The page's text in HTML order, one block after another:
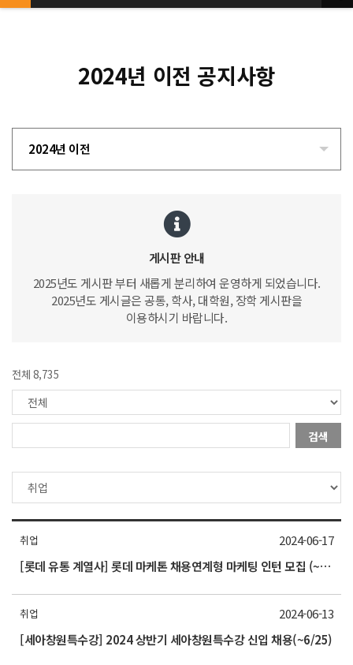
2024년 이전 공지사항
2024년 이전
게시판 안내
2025년도 게시판 부터 새롭게 분리하여 운영하게 되었습니다.
2025년도 게시글은 공통, 학사, 대학원, 장학 게시판을
이용하시기 바랍니다.
전체 8,735
검색
취업
[롯데 유통 계열사] 롯데 마케톤 채용연계형 마케팅 인턴 모집 (~6/30)
2024-06-17
취업
[세아창원특수강] 2024 상반기 세아창원특수강 신입 채용(~6/25)
2024-06-13